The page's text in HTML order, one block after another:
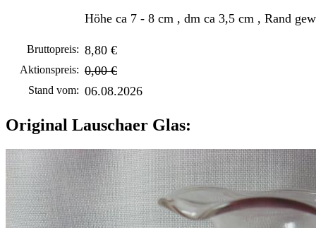
Höhe ca 7 - 8 cm , dm ca 3,5 cm , Rand
Bruttopreis: 8,80 €
Aktionspreis: 0,00 €
Stand vom: 06.08.2026
Original Lauschaer Glas: